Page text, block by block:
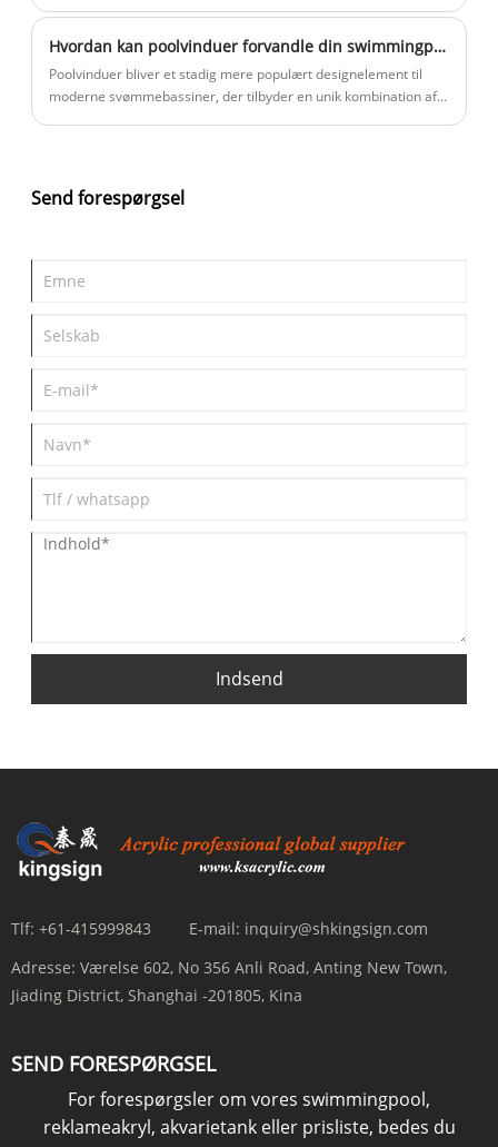
Hvordan kan poolvinduer forvandle din swimmingpool til en fantastisk arkitektonisk funktion?
Poolvinduer bliver et stadig mere populært designelement til
moderne svømmebassiner, der tilbyder en unik kombination af
højdepunkt til bolig-, kommercielle- og
gæstfrihedssvømmeprojekter.
Send forespørgsel
Indsend
Tlf: +61-415999843 E-mail: inquiry@shkingsign.com
Adresse: Værelse 602, No 356 Anli Road, Anting New Town,
Jiading District, Shanghai -201805, Kina
SEND FORESPØRGSEL
For forespørgsler om vores swimmingpool,
reklameakryl, akvarietank eller prisliste, bedes du